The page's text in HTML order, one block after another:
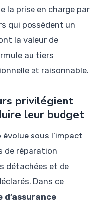
la prise en charge par
qui possèdent un
la valeur de
au tiers
et raisonnable.
privilégient
leur budget
évolue sous l’impact
de réparation
détachées et de
Dans ce
d’assurance